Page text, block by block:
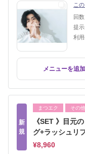
こ
回数
提示
利用
メニューを追加
新
規
まつエク その
《SET 》目元
グ+ラッシュリ
¥8,960